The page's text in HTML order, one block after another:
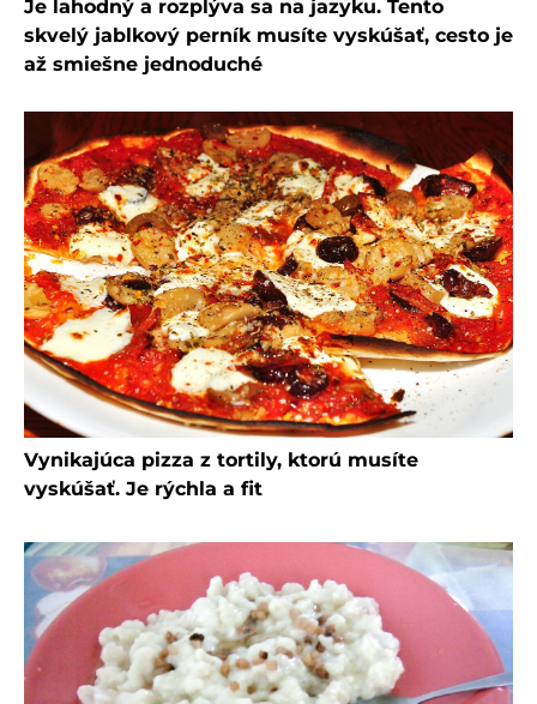
Je lahodný a rozplýva sa na jazyku. Tento
skvelý jablkový perník musíte vyskúšať, cesto je
až smiešne jednoduché
Vynikajúca pizza z tortily, ktorú musíte
vyskúšať. Je rýchla a fit